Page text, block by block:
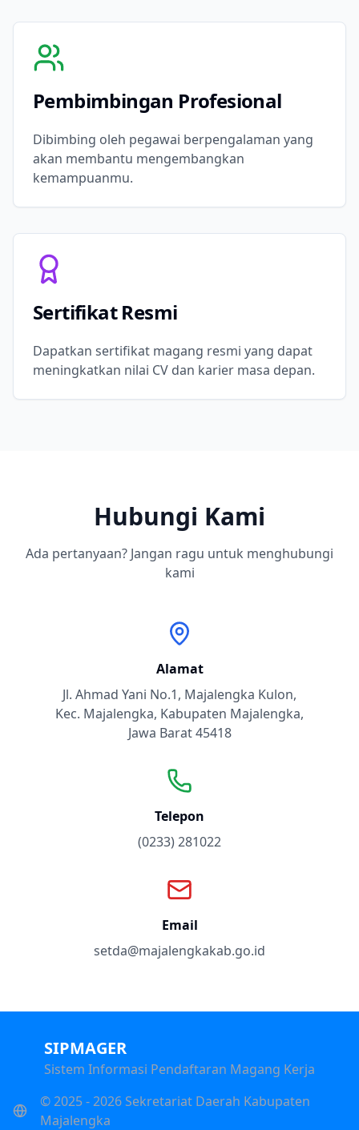
Pembimbingan Profesional
Dibimbing oleh pegawai berpengalaman yang
akan membantu mengembangkan
kemampuanmu.
Sertifikat Resmi
Dapatkan sertifikat magang resmi yang dapat
meningkatkan nilai CV dan karier masa depan.
Hubungi Kami
Ada pertanyaan? Jangan ragu untuk menghubungi
kami
Alamat
Jl. Ahmad Yani No.1, Majalengka Kulon,
Kec. Majalengka, Kabupaten Majalengka,
Jawa Barat 45418
Telepon
(0233) 281022
Email
setda@majalengkakab.go.id
SIPMAGER
Sistem Informasi Pendaftaran Magang Kerja
© 2025 - 2026 Sekretariat Daerah Kabupaten
Majalengka